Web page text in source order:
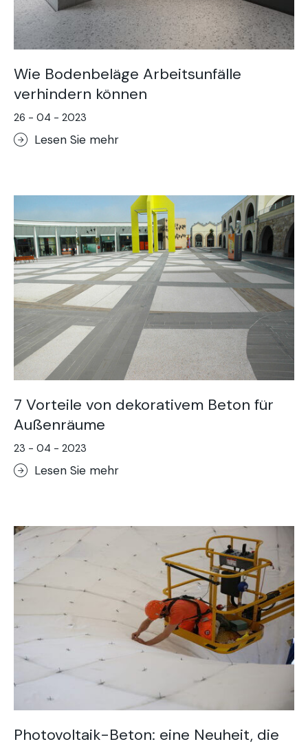
Wie Bodenbeläge Arbeitsunfälle
verhindern können
26 - 04 - 2023
Lesen Sie mehr
7 Vorteile von dekorativem Beton für
Außenräume
23 - 04 - 2023
Lesen Sie mehr
Photovoltaik-Beton: eine Neuheit, die